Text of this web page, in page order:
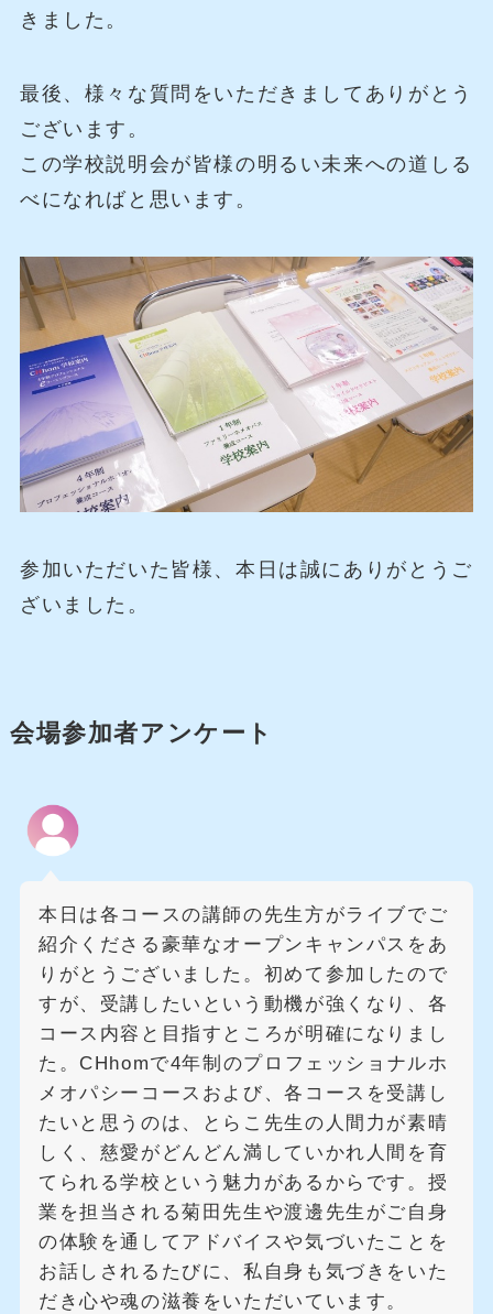
きました。
最後、様々な質問をいただきましてありがとう
ございます。
この学校説明会が皆様の明るい未来への道しる
べになればと思います。
参加いただいた皆様、本日は誠にありがとうご
ざいました。
会場参加者アンケート
本日は各コースの講師の先生方がライブでご
紹介くださる豪華なオープンキャンパスをあ
りがとうございました。初めて参加したので
すが、受講したいという動機が強くなり、各
コース内容と目指すところが明確になりまし
た。CHhomで4年制のプロフェッショナルホ
メオパシーコースおよび、各コースを受講し
たいと思うのは、とらこ先生の人間力が素晴
しく、慈愛がどんどん満していかれ人間を育
てられる学校という魅力があるからです。授
業を担当される菊田先生や渡邊先生がご自身
の体験を通してアドバイスや気づいたことを
お話しされるたびに、私自身も気づきをいた
だき心や魂の滋養をいただいています。